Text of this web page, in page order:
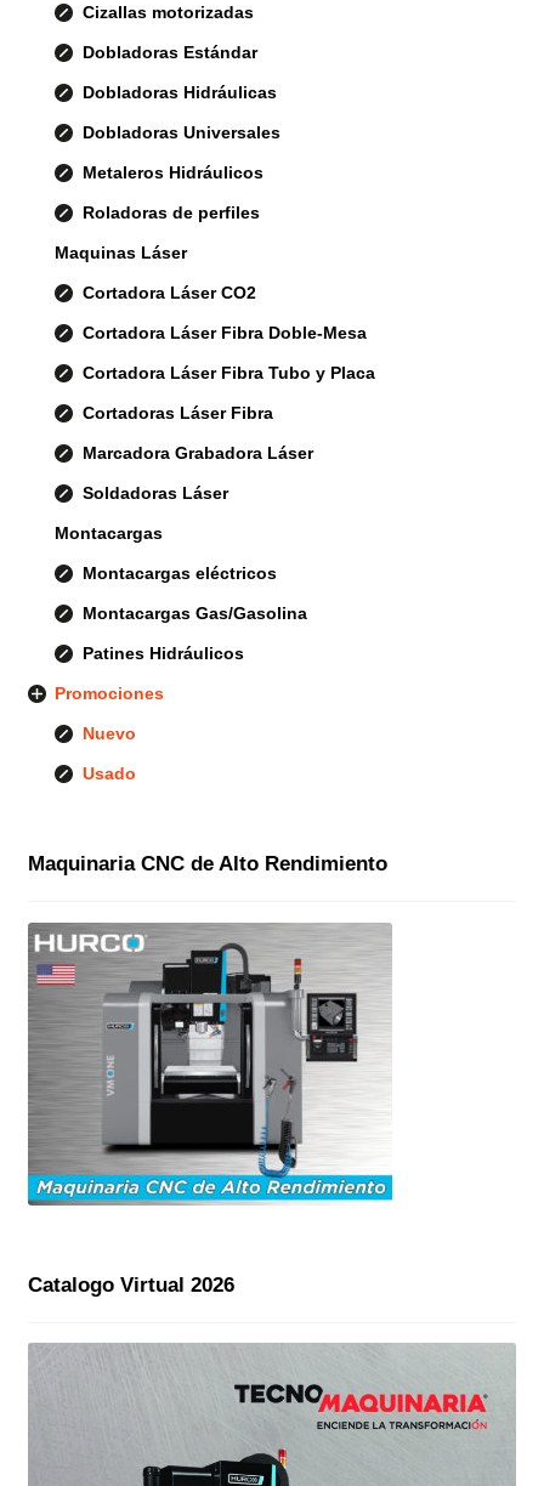
Cizallas motorizadas
Dobladoras Estándar
Dobladoras Hidráulicas
Dobladoras Universales
Metaleros Hidráulicos
Roladoras de perfiles
Maquinas Láser
Cortadora Láser CO2
Cortadora Láser Fibra Doble-Mesa
Cortadora Láser Fibra Tubo y Placa
Cortadoras Láser Fibra
Marcadora Grabadora Láser
Soldadoras Láser
Montacargas
Montacargas eléctricos
Montacargas Gas/Gasolina
Patines Hidráulicos
Promociones
Nuevo
Usado
Maquinaria CNC de Alto Rendimiento
Catalogo Virtual 2026